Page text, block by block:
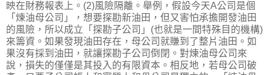
映在財務報表上。(2)風險隔離。舉例，假設今天A公司是個
「煉油母公司」，想要探勘新油田，但又害怕承擔開發油田
的風險，所以成立「探勘子公司」(也就是一間特殊目的機構)
來籌資。如果發現油田存在，母公司就賺到了整片油田。如
果沒有採到油田，就讓探勘子公司倒閉。對煉油母公司來
說，損失的僅僅是其投入的有限資本。相反地，若母公司破